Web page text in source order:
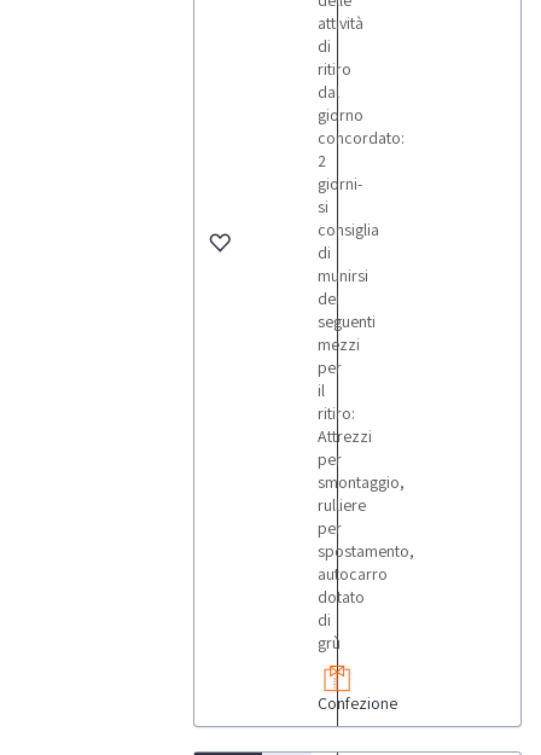
attività
di
ritiro
dal
giorno
concordato:
2
giorni-
si
consiglia
di
munirsi
dei
seguenti
mezzi
per
il
ritiro:
Attrezzi
per
smontaggio,
rulliere
per
spostamento,
autocarro
dotato
di
grù
Confezione